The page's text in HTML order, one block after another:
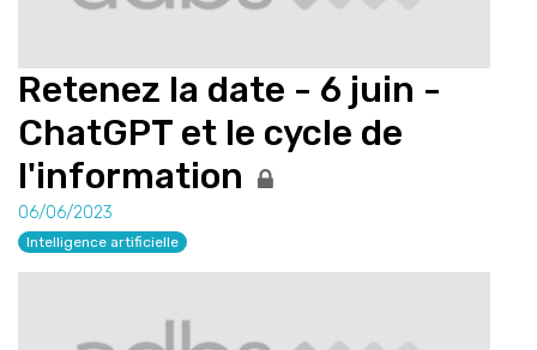
Retenez la date - 6 juin -
ChatGPT et le cycle de
l'information
06/06/2023
Intelligence artificielle